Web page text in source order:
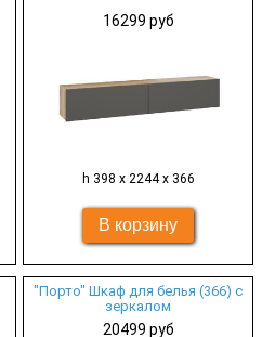
16299 руб
h 398 х 2244 х 366
"Порто" Шкаф для белья (366) с
зеркалом
20499 руб